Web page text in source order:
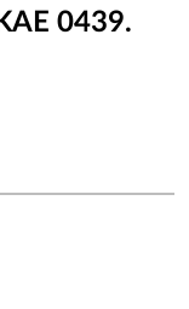
0439.